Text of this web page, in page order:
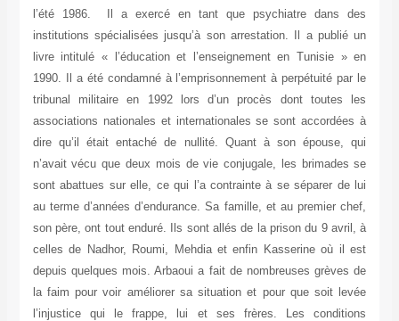
l’été 1986. Il a exercé en tant que psychiatre dans des
institutions spécialisées jusqu’à son arrestation. Il a publié un
livre intitulé « l’éducation et l’enseignement en Tunisie » en
1990. Il a été condamné à l’emprisonnement à perpétuité par le
tribunal militaire en 1992 lors d’un procès dont toutes les
associations nationales et internationales se sont accordées à
dire qu’il était entaché de nullité. Quant à son épouse, qui
n’avait vécu que deux mois de vie conjugale, les brimades se
sont abattues sur elle, ce qui l’a contrainte à se séparer de lui
au terme d’années d’endurance. Sa famille, et au premier chef,
son père, ont tout enduré. Ils sont allés de la prison du 9 avril, à
celles de Nadhor, Roumi, Mehdia et enfin Kasserine où il est
depuis quelques mois. Arbaoui a fait de nombreuses grèves de
la faim pour voir améliorer sa situation et pour que soit levée
l’injustice qui le frappe, lui et ses frères. Les conditions